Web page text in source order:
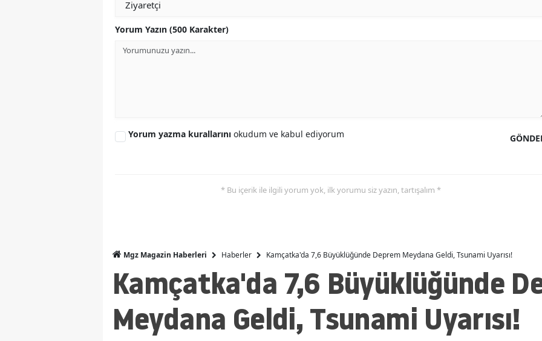
Yorum Yazın (500 Karakter)
Yorum yazma kurallarını okudum ve kabul ediyorum
* Bu içerik ile ilgili yorum yok, ilk yorumu siz yazın, tartışalım *
Mgz Magazin Haberleri Haberler Kamçatka'da 7,6 Büyüklüğünde Deprem Meydana Geldi, Tsunami Uyarısı!
Kamçatka'da 7,6 Büyüklüğünde
Meydana Geldi, Tsunami Uyarısı!